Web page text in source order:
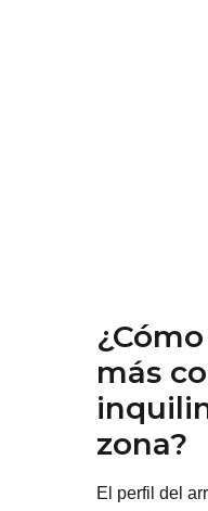
más
zona?
El perfil del